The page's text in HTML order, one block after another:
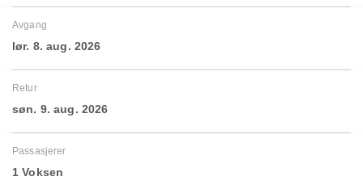
Avgang
lør. 8. aug. 2026
Retur
søn. 9. aug. 2026
Passasjerer
1 Voksen